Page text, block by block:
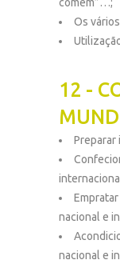
Os
12 -
Preparar
nacional e
nacional e